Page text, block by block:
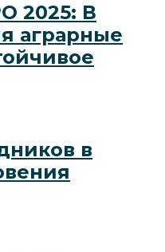
2025: В
аграрные
в